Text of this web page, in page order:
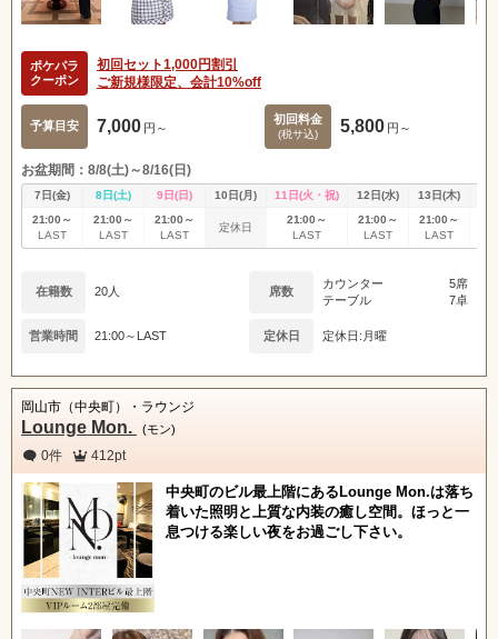
ポケパラ
クーポン
初回セット1,000円割引
ご新規様限定、会計10%off
予算目安 7,000 円～
初回料金
(税サ込) 5,800 円～
お盆期間：8/8(土)～8/16(日)
7日(金) 8日(土) 9日(日) 10日(月) 11日(火・祝) 12日(水) 13日(木)
21:00～
LAST
21:00～
LAST
21:00～
LAST
定休日
21:00～
LAST
21:00～
LAST
21:00～
LAST
在籍数 20人 席数
カウンター
5席
テーブル
7卓
営業時間 21:00～LAST 定休日 定休日:月曜
岡山市（中央町）・ラウンジ
Lounge Mon. (モン)
0件 412pt
中央町のビル最上階にあるLounge Mon.は落ち
着いた照明と上質な内装の癒し空間。ほっと一
息つける楽しい夜をお過ごし下さい。